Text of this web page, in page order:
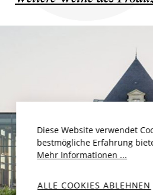
Diese Website verwendet
bestmögliche Erfahrung
Mehr Informationen ...
ALLE COOKIES ABLEHNEN